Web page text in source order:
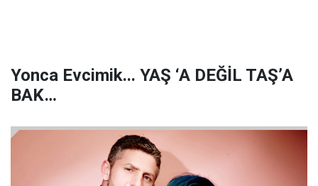
Yonca Evcimik... YAŞ ‘A DEĞİL TAŞ’A
BAK…